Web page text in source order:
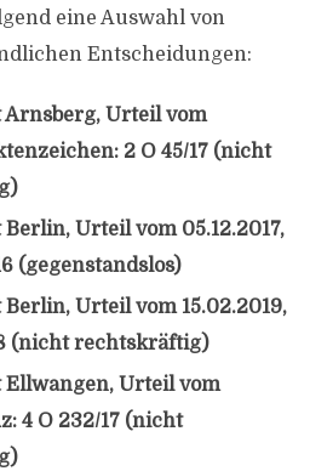
eine Auswahl von
Entscheidungen:
Urteil vom
2 O 45/17 (nicht
Urteil vom 05.12.2017,
(gegenstandslos)
Urteil vom 15.02.2019,
(nicht rechtskräftig)
Urteil vom
4 O 232/17 (nicht